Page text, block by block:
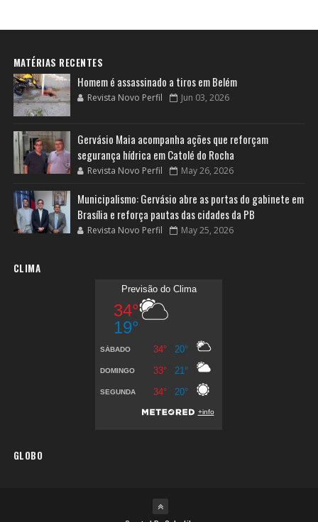
MATÉRIAS RECENTES
Homem é assassinado a tiros em Belém
Revista Novo Perfil Jun 03, 2026
Gervásio Maia acompanha ações que reforçam
segurança hídrica em Catolé do Rocha
Revista Novo Perfil May 26, 2026
Municipalismo: Gervásio abre as portas do gabinete em
Brasília e reforça pautas das cidades da PB
Revista Novo Perfil May 25, 2026
CLIMA
GLOBO